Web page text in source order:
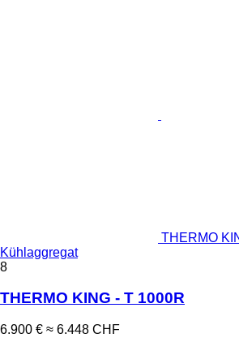
THERMO
Kühlaggregat
8
THERMO KING - T 1000R
6.900 € ≈ 6.448 CHF